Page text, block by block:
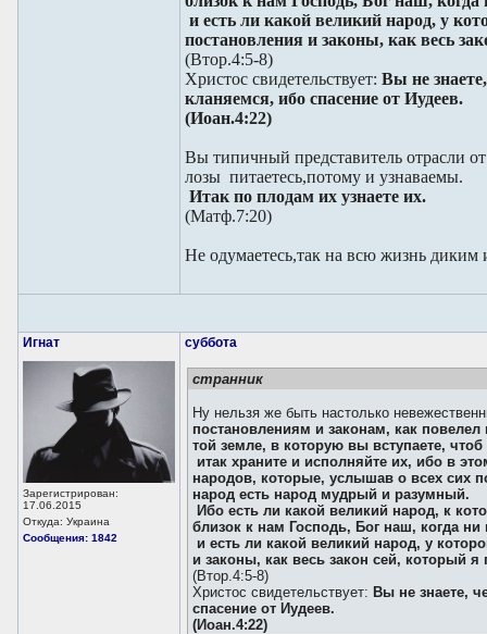
и есть ли какой великий народ, у
постановления и законы, как весь
(Втор.4:5-8)
Христос свидетельствует: Вы не
кланяемся, ибо спасение от Иудеев.
(Иоан.4:22)
Вы типичный представитель отрасли
лозы питаетесь,потому и узнаваемы.
Итак по плодам их узнаете их.
(Матф.7:20)
Не одумаетесь,так на всю жизнь диким
Игнат
Зарегистрирован:
17.06.2015
Откуда: Украина
Сообщения: 1842
суббота
странник
Ну нельзя же быть настолько
постановлениям и законам, как
той земле, в которую вы вступаете,
итак храните и исполняйте их, ибо в
народов, которые, услышав о всех сих
народ есть народ мудрый и разумный.
Ибо есть ли какой великий народ, к
близок к нам Господь, Бог наш, когда ни
и есть ли какой великий народ, у
и законы, как весь закон сей, который я
(Втор.4:5-8)
Христос свидетельствует: Вы не знаете,
спасение от Иудеев.
(Иоан.4:22)